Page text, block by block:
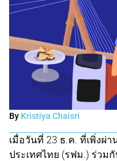
By Kristiya Chaisri
เมื่อวันที่ 23 ธ.ค. ที่เพิ่งผ่
ประเทศไทย (รฟม.) ร่วม